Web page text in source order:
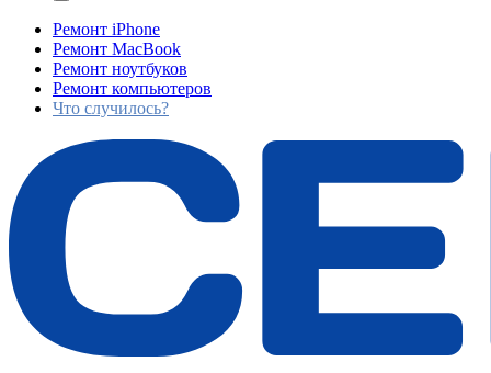
Ремонт iPhone
Ремонт MacBook
Ремонт ноутбуков
Ремонт компьютеров
Что случилось?